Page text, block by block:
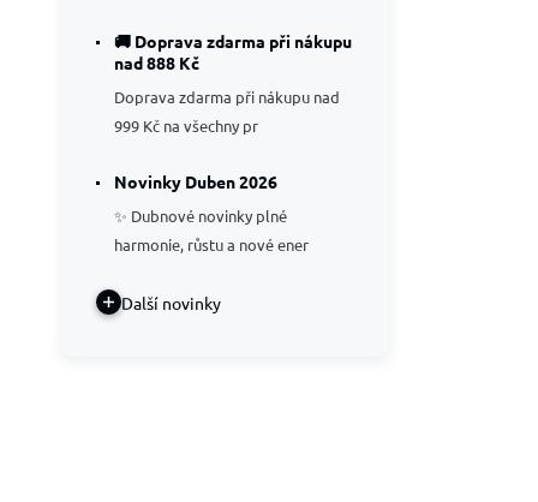
🚚 Doprava zdarma při nákupu
nad 888 Kč
Doprava zdarma při nákupu nad
999 Kč na všechny pr
Novinky Duben 2026
✨ Dubnové novinky plné
harmonie, růstu a nové ener
Další novinky